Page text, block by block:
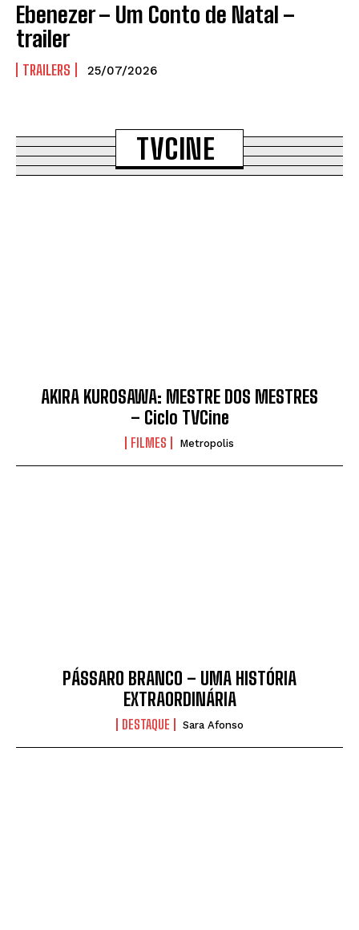
Ebenezer – Um Conto de Natal –
trailer
TRAILERS 25/07/2026
TVCINE
AKIRA KUROSAWA: MESTRE DOS MESTRES
– Ciclo TVCine
FILMES Metropolis
PÁSSARO BRANCO – UMA HISTÓRIA
EXTRAORDINÁRIA
DESTAQUE Sara Afonso